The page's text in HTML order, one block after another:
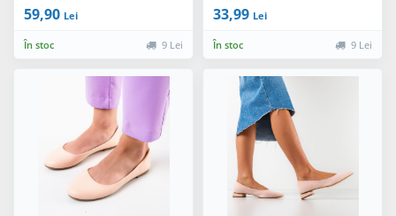
59,90 Lei
În stoc 9 Lei
33,99 Lei
În stoc 9 Lei